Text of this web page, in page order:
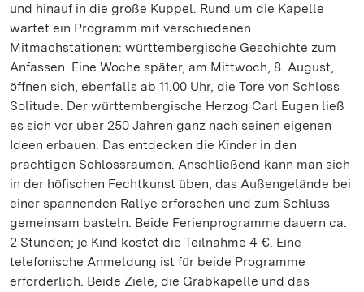
und hinauf in die große Kuppel. Rund um die Kapelle
wartet ein Programm mit verschiedenen
Mitmachstationen: württembergische Geschichte zum
Anfassen. Eine Woche später, am Mittwoch, 8. August,
öffnen sich, ebenfalls ab 11.00 Uhr, die Tore von Schloss
Solitude. Der württembergische Herzog Carl Eugen ließ
es sich vor über 250 Jahren ganz nach seinen eigenen
Ideen erbauen: Das entdecken die Kinder in den
prächtigen Schlossräumen. Anschließend kann man sich
in der höfischen Fechtkunst üben, das Außengelände bei
einer spannenden Rallye erforschen und zum Schluss
gemeinsam basteln. Beide Ferienprogramme dauern ca.
2 Stunden; je Kind kostet die Teilnahme 4 €. Eine
telefonische Anmeldung ist für beide Programme
erforderlich. Beide Ziele, die Grabkapelle und das